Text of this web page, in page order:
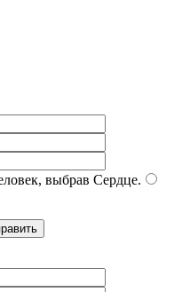
выбрав Сердце.